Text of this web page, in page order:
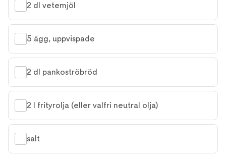
2 dl vetemjöl
5 ägg, uppvispade
2 dl pankoströbröd
2 l frityrolja (eller valfri neutral olja)
salt